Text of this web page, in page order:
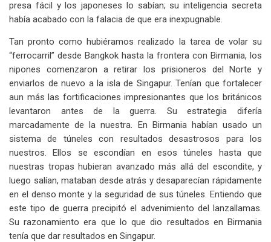
15
De
Los
B-
29
presa fácil y los japoneses lo sabían; su inteligencia secreta
había acabado con la falacia de que era inexpugnable.
Tan pronto como hubiéramos realizado la tarea de volar su
“ferrocarril” desde Bangkok hasta la frontera con Birmania, los
nipones comenzaron a retirar los prisioneros del Norte y
enviarlos de nuevo a la isla de Singapur. Tenían que fortalecer
aun más las fortificaciones impresionantes que los británicos
levantaron antes de la guerra. Su estrategia difería
marcadamente de la nuestra. En Birmania habían usado un
sistema de túneles con resultados desastrosos para los
nuestros. Ellos se escondían en esos túneles hasta que
nuestras tropas hubieran avanzado más allá del escondite, y
luego salían, mataban desde atrás y desaparecían rápidamente
en el denso monte y la seguridad de sus túneles. Entiendo que
este tipo de guerra precipitó el advenimiento del lanzallamas.
Su razonamiento era que lo que dio resultados en Birmania
tenía que dar resultados en Singapur.